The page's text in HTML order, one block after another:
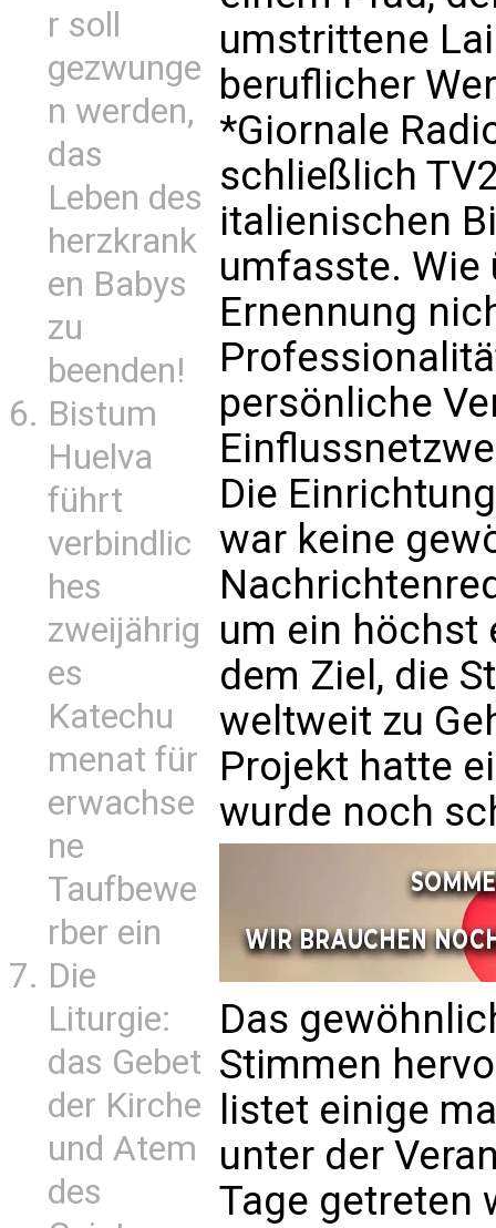
r soll
gezwunge
n werden,
das
Leben des
herzkrank
en Babys
zu
beenden!
Bistum
Huelva
führt
verbindlic
hes
zweijährig
es
Katechu
menat für
erwachse
ne
Taufbewe
rber ein
Die
Liturgie:
das Gebet
der Kirche
und Atem
des
umstrittene
beruflicher
*Giornale
schließlich
italienischen
umfasste.
Ernennung
persönliche
Die
war keine
um ein höchst
dem Ziel, die
weltweit zu
Projekt hatte
wurde noch
Das
Stimmen
listet einige
unter der
Tage getreten